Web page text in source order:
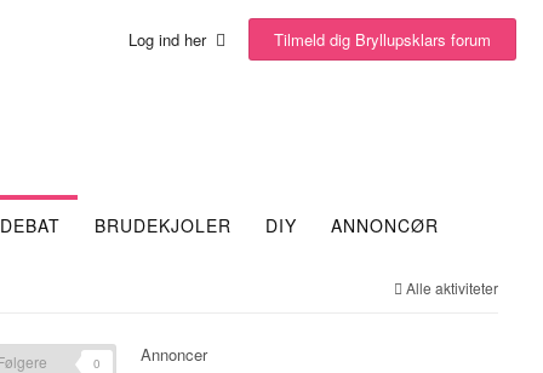
Log ind her Tilmeld dig Bryllupsklars forum
DEBAT BRUDEKJOLER DIY ANNONCØR
Alle aktiviteter
0 Annoncer